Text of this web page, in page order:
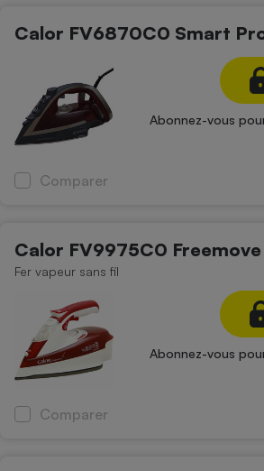
Calor FV6870C0 Smart
Abonnez-vous
Comparer
Calor FV9975C0
Fer vapeur sans fil
Abonnez-vous
Comparer
Petit